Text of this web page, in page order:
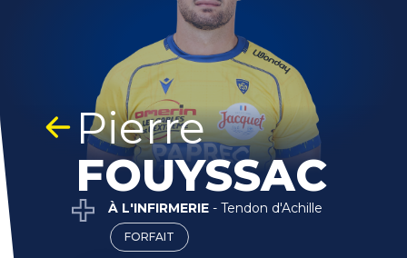
Pierre
FOUYSSAC
À L'INFIRMERIE - Tendon d'Achille
FORFAIT